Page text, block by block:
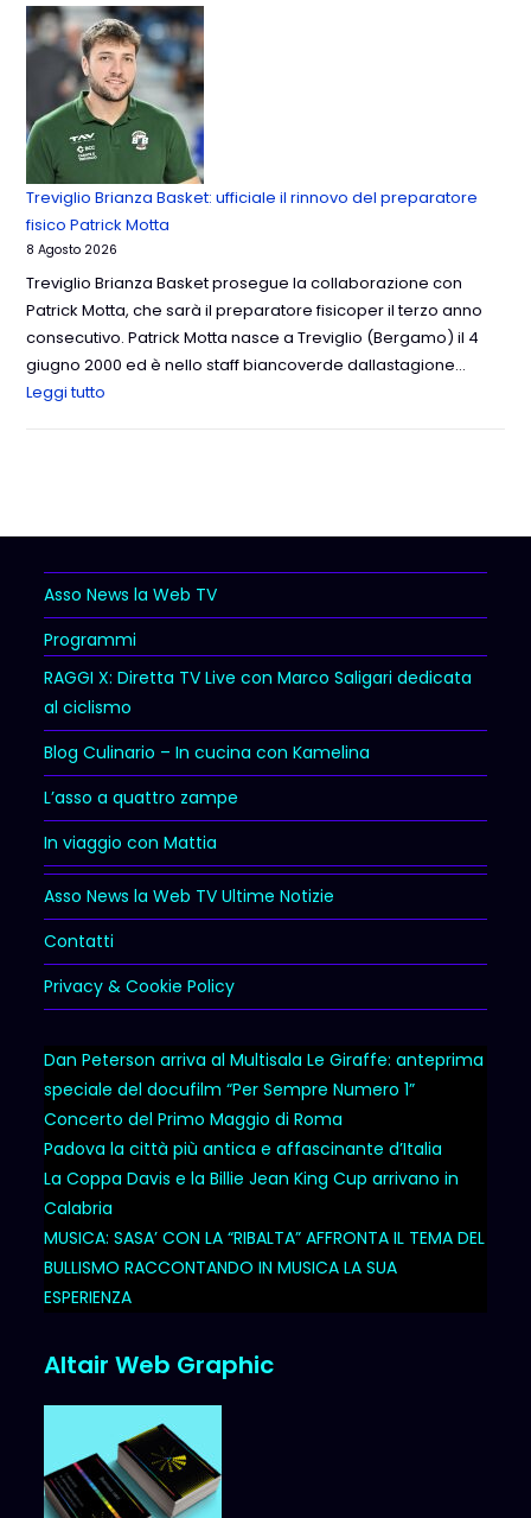
Treviglio Brianza Basket: ufficiale il rinnovo del preparatore
fisico Patrick Motta
8 Agosto 2026
Treviglio Brianza Basket prosegue la collaborazione con
Patrick Motta, che sarà il preparatore fisicoper il terzo anno
consecutivo. Patrick Motta nasce a Treviglio (Bergamo) il 4
giugno 2000 ed è nello staff biancoverde dallastagione…
Leggi tutto
Asso News la Web TV
Programmi
RAGGI X: Diretta TV Live con Marco Saligari dedicata
al ciclismo
Blog Culinario – In cucina con Kamelina
L’asso a quattro zampe
In viaggio con Mattia
Asso News la Web TV Ultime Notizie
Contatti
Privacy & Cookie Policy
Dan Peterson arriva al Multisala Le Giraffe: anteprima
speciale del docufilm “Per Sempre Numero 1”
Concerto del Primo Maggio di Roma
Padova la città più antica e affascinante d’Italia
La Coppa Davis e la Billie Jean King Cup arrivano in
Calabria
MUSICA: SASA’ CON LA “RIBALTA” AFFRONTA IL TEMA DEL
BULLISMO RACCONTANDO IN MUSICA LA SUA
ESPERIENZA
Altair Web Graphic